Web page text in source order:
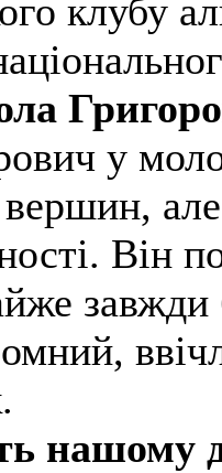
клубу
у
Він
нашому